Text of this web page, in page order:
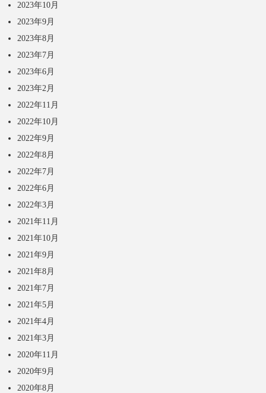
2023年10月
2023年9月
2023年8月
2023年7月
2023年6月
2023年2月
2022年11月
2022年10月
2022年9月
2022年8月
2022年7月
2022年6月
2022年3月
2021年11月
2021年10月
2021年9月
2021年8月
2021年7月
2021年5月
2021年4月
2021年3月
2020年11月
2020年9月
2020年8月